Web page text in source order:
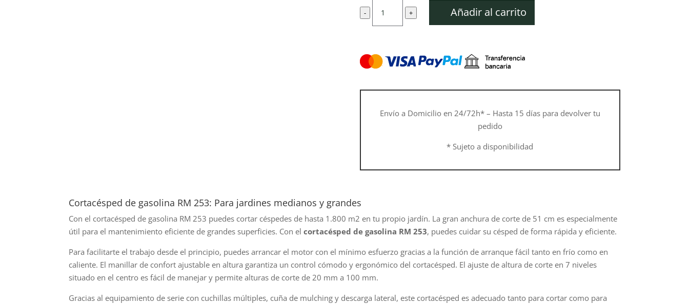
era:
569,00 €.
es:
512,10 €.
-
Cortacésped
253
cantidad
+ Añadir al carrito
Envío a Domicilio en 24/72h* – Hasta 15 días para devolver tu
pedido
* Sujeto a disponibilidad
Cortacésped de gasolina RM 253: Para jardines medianos y grandes
Con el cortacésped de gasolina RM 253 puedes cortar céspedes de hasta 1.800 m2 en tu propio jardín. La gran anchura de corte de 51 cm es especialmente
útil para el mantenimiento eficiente de grandes superficies. Con elcortacésped de gasolina RM 253, puedes cuidar su césped de forma rápida y eficiente.
Para facilitarte el trabajo desde el principio, puedes arrancar el motor con el mínimo esfuerzo gracias a la función de arranque fácil tanto en frío como en
caliente. El manillar de confort ajustable en altura garantiza un control cómodo y ergonómico del cortacésped. El ajuste de altura de corte en 7 niveles
situado en el centro es fácil de manejar y permite alturas de corte de 20 mm a 100 mm.
Gracias al equipamiento de serie con cuchillas múltiples, cuña de mulching y descarga lateral, este cortacésped es adecuado tanto para cortar como para